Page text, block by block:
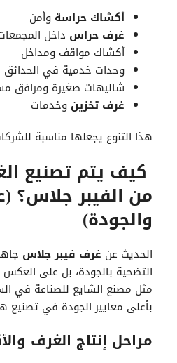
أكشاك حراسة وأمن
غرف حراس داخل
أكشاك مواقف ومداخل
وحدات خدمية في الحدائق
شاليهات صغيرة ومرافق
غرف تخزين وخدمات
هذا التنوع يجعلها مناسبة
كيف يتم تصنيع
من الفيبر جلاس؟
والجودة)
الحديث عن غرف فيبر جلاس
التضحية بالجودة، بل على
مثل مصنع الشايع للصناعة في
بأعلى معايير الجودة في تصنيع
مراحل إنتاج الغرف